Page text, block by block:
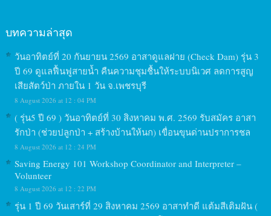
บทความล่าสุด
วันอาทิตย์ที่ 20 กันยายน 2569 อาสาดูแลฝาย (Check Dam) รุ่น 3
ปี 69 ดูแลฟื้นฟูสายน้ำ คืนความชุมชื้นให้ระบบนิเวศ ลดการสูญ
เสียสัตว์ป่า ภายใน 1 วัน จ.เพชรบุรี
8 August 2026 at 12 : 04 PM
( รุ่น5 ปี 69 ) วันอาทิตย์ที่ 30 สิงหาคม พ.ศ. 2569 รับสมัคร อาสา
รักป่า (ช่วยปลูกป่า + สร้างบ้านให้นก) เขื่อนขุนด่านปราการชล
8 August 2026 at 12 : 24 PM
Saving Energy 101 Workshop Coordinator and Interpreter –
Volunteer
8 August 2026 at 12 : 22 PM
รุ่น 1 ปี 69 วันเสาร์ที่ 29 สิงหาคม 2569 อาสาทำดี แต้มสีเติมฝัน (